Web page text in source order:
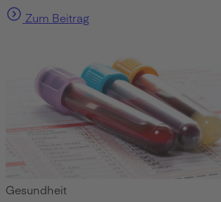
Zum Beitrag
Gesundheit